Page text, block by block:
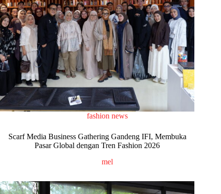
fashion news
Scarf Media Business Gathering Gandeng IFI, Membuka
Pasar Global dengan Tren Fashion 2026
mel